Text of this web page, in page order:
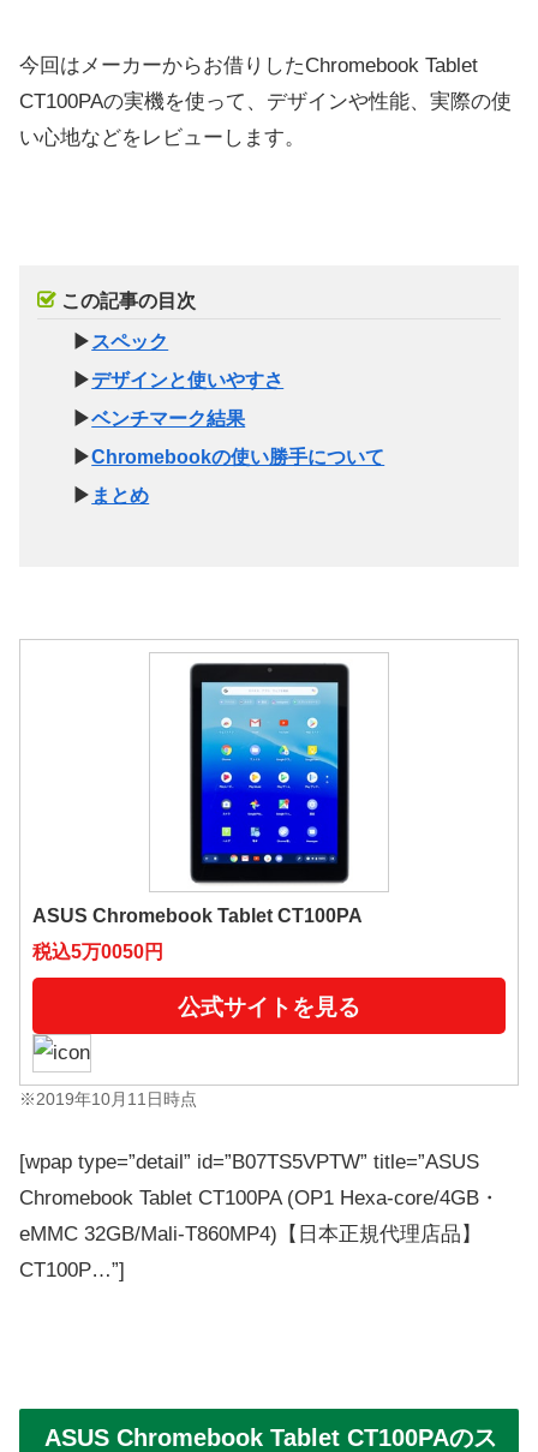
今回はメーカーからお借りしたChromebook Tablet
CT100PAの実機を使って、デザインや性能、実際の使
い心地などをレビューします。
この記事の目次
▶ スペック
▶デザインと使いやすさ
▶ベンチマーク結果
▶Chromebookの使い勝手について
▶ まとめ
ASUS Chromebook Tablet CT100PA
税込5万0050円
公式サイトを見る
※2019年10月11日時点
[wpap type=”detail” id=”B07TS5VPTW” title=”ASUS
Chromebook Tablet CT100PA (OP1 Hexa-core/4GB・
eMMC 32GB/Mali-T860MP4)【日本正規代理店品】
CT100P…”]
ASUS Chromebook Tablet CT100PAのス